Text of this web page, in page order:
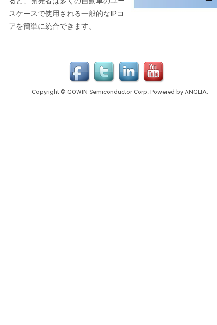
スケースで使用される一般的なIPコ
アを簡単に統合できます。
Copyright © GOWIN Semiconductor Corp. Powered by ANGLIA.